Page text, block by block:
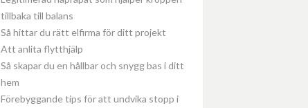
tillbaka till balans
Så hittar du rätt elfirma för ditt projekt
Att anlita flytthjälp
Så skapar du en hållbar och snygg bas i ditt
hem
Förebyggande tips för att undvika stopp i